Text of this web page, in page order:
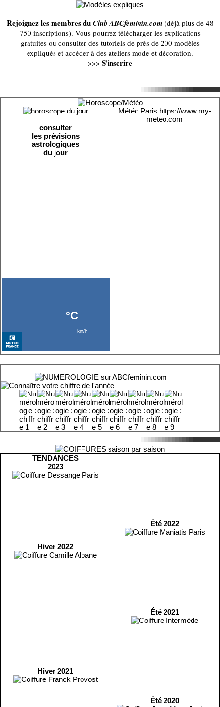
Rejoignez les membres duClub ABCfeminin.com (déjà plus de 48
750 inscriptions). Vous pourrez télécharger les explications
gratuites ou consulter des tutoriels de près de 200 modèles
expliqués et accéder à des ateliers mode et décoration.
>>> S'inscrire
consulter
les prévisions
astrologiques
du jour
Météo Paris https://www.my-
meteo.com
TENDANCES
2023
Hiver 2022
Hiver 2021
Été 2022
Été 2021
Été 2020